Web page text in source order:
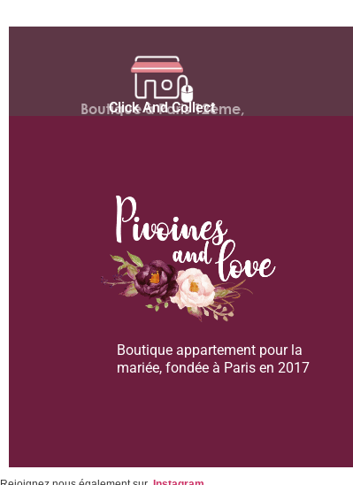
Click And Collect
Boutique à Paris 12ème,
Boutique appartement pour la
mariée, fondée à Paris en 2017